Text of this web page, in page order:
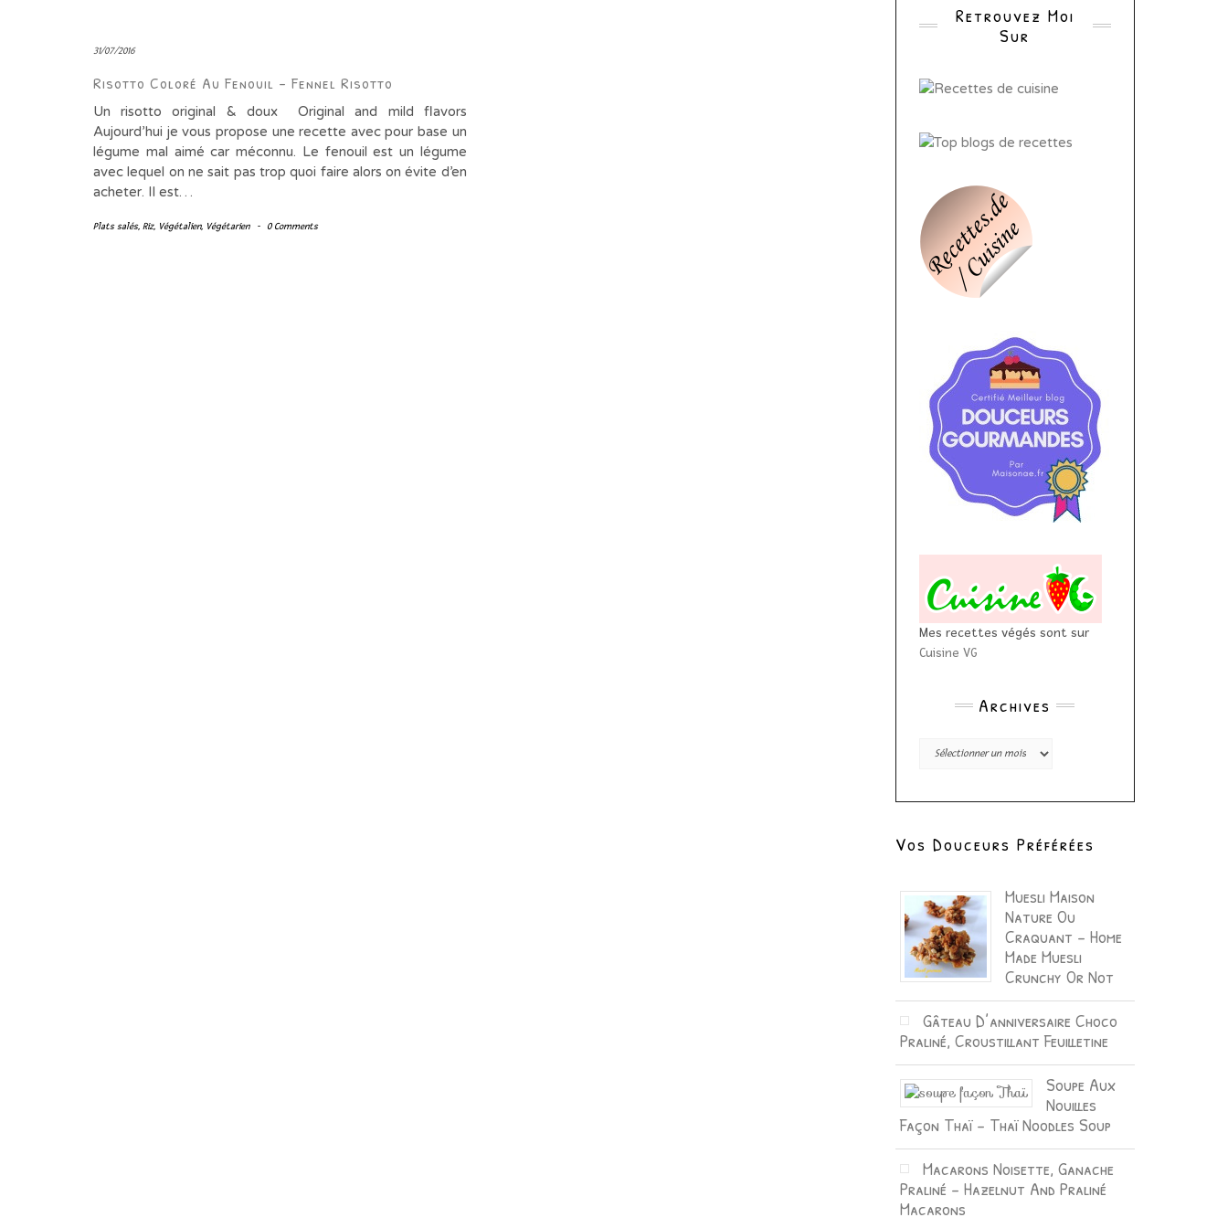
31/07/2016
Risotto Coloré Au Fenouil – Fennel Risotto
Un risotto original & doux Original and mild flavors
Aujourd’hui je vous propose une recette avec pour base un
légume mal aimé car méconnu. Le fenouil est un légume
avec lequel on ne sait pas trop quoi faire alors on évite d’en
acheter. Il est…
Plats salés, Riz, Végétalien, Végétarien - 0 Comments
Retrouvez Moi
Sur
Mes recettes végés sont sur
Cuisine VG
Archives
Archives
Vos Douceurs Préférées
Muesli Maison
Nature Ou
Craquant – Home
Made Muesli
Crunchy Or Not
Gâteau D’anniversaire Choco
Praliné, Croustillant Feuilletine
Soupe Aux
Nouilles
Façon Thaï – Thaï Noodles Soup
Macarons Noisette, Ganache
Praliné – Hazelnut And Praliné
Macarons